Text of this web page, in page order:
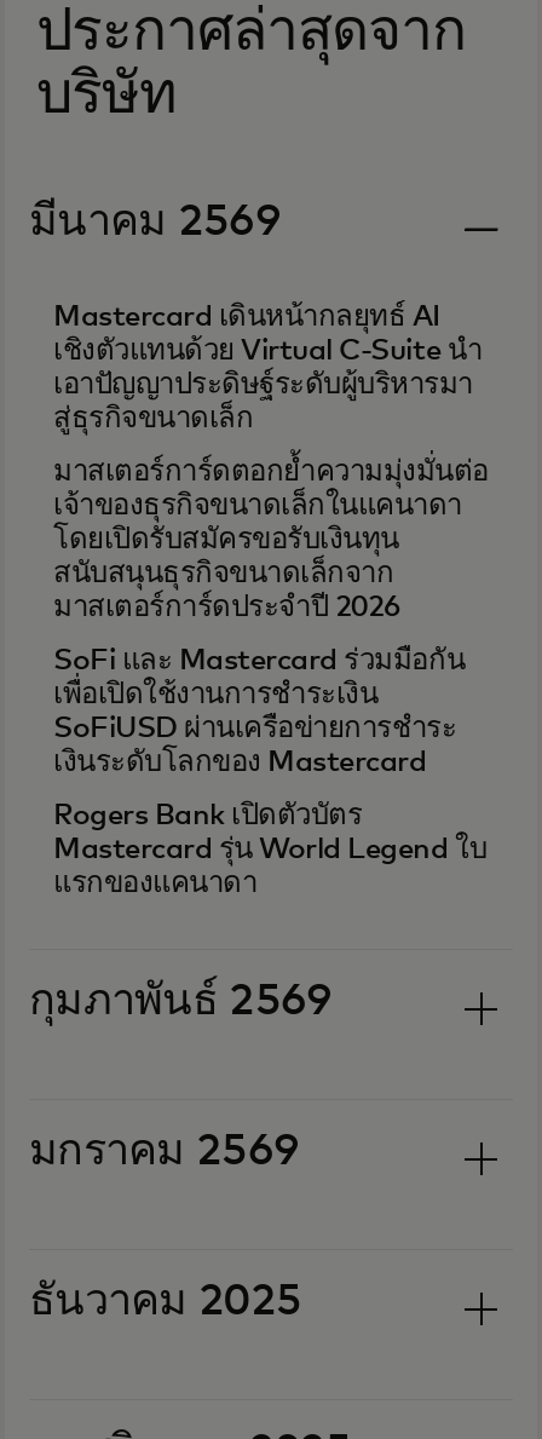
ประกาศล่าสุดจาก
บริษัท
มีนาคม 2569
Mastercard เดินหน้ากลยุทธ์ AI
เชิงตัวแทนด้วย Virtual C-Suite นำ
เอาปัญญาประดิษฐ์ระดับผู้บริหารมา
สู่ธุรกิจขนาดเล็ก
มาสเตอร์การ์ดตอกย้ำความมุ่งมั่นต่อ
เจ้าของธุรกิจขนาดเล็กในแคนาดา
โดยเปิดรับสมัครขอรับเงินทุน
สนับสนุนธุรกิจขนาดเล็กจาก
มาสเตอร์การ์ดประจำปี 2026
SoFi และ Mastercard ร่วมมือกัน
เพื่อเปิดใช้งานการชำระเงิน
SoFiUSD ผ่านเครือข่ายการชำระ
เงินระดับโลกของ Mastercard
Rogers Bank เปิดตัวบัตร
Mastercard รุ่น World Legend ใบ
แรกของแคนาดา
กุมภาพันธ์ 2569
มกราคม 2569
ธันวาคม 2025